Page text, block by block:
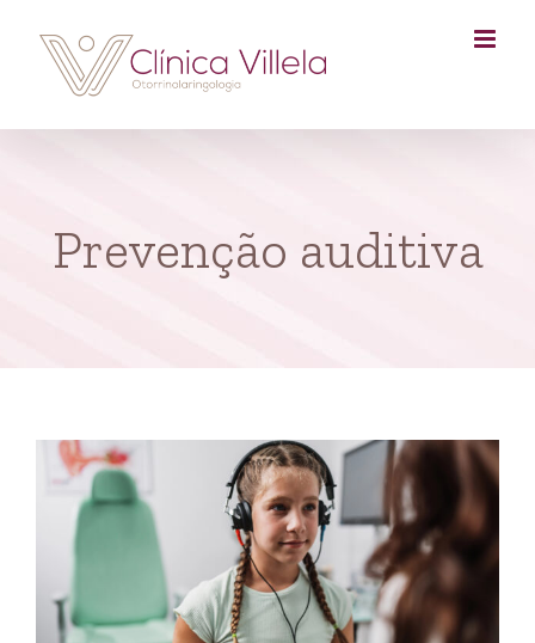
content
Prevenção auditiva